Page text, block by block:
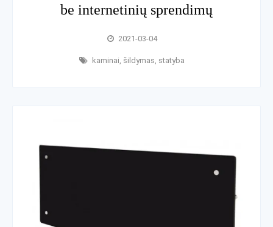
be internetinių sprendimų
2021-03-04
kaminai, šildymas, statyba